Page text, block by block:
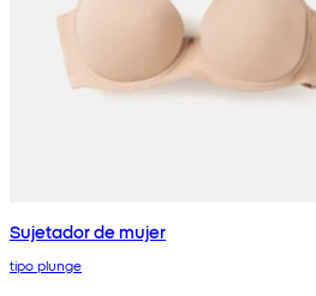
Sujetador de mujer
tipo plunge